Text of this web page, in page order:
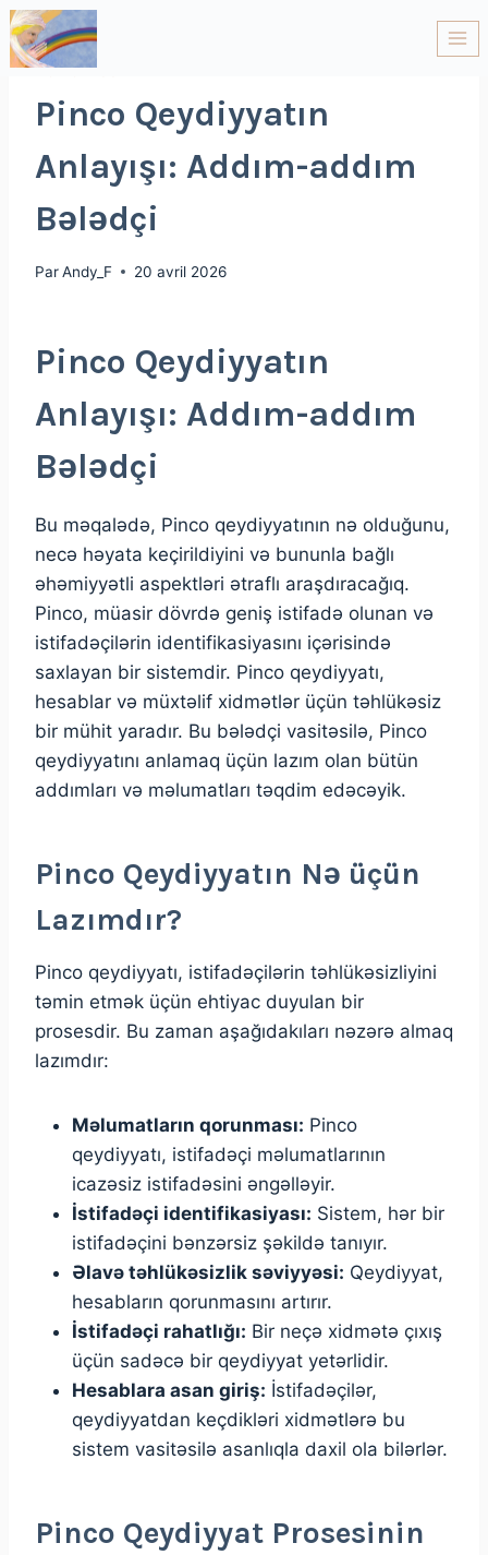
NON CLASSÉ
Pinco Qeydiyyatın
Anlayışı: Addım-addım
Bələdçi
ParAndy_F 20 avril 2026
Pinco Qeydiyyatın
Anlayışı: Addım-addım
Bələdçi
Bu məqalədə, Pinco qeydiyyatının nə olduğunu,
necə həyata keçirildiyini və bununla bağlı
əhəmiyyətli aspektləri ətraflı araşdıracağıq.
Pinco, müasir dövrdə geniş istifadə olunan və
istifadəçilərin identifikasiyasını içərisində
saxlayan bir sistemdir. Pinco qeydiyyatı,
hesablar və müxtəlif xidmətlər üçün təhlükəsiz
bir mühit yaradır. Bu bələdçi vasitəsilə, Pinco
qeydiyyatını anlamaq üçün lazım olan bütün
addımları və məlumatları təqdim edəcəyik.
Pinco Qeydiyyatın Nə üçün
Lazımdır?
Pinco qeydiyyatı, istifadəçilərin təhlükəsizliyini
təmin etmək üçün ehtiyac duyulan bir
prosesdir. Bu zaman aşağıdakıları nəzərə almaq
lazımdır:
Məlumatların qorunması: Pinco
qeydiyyatı, istifadəçi məlumatlarının
icazəsiz istifadəsini əngəlləyir.
İstifadəçi identifikasiyası: Sistem, hər bir
istifadəçini bənzərsiz şəkildə tanıyır.
Əlavə təhlükəsizlik səviyyəsi: Qeydiyyat,
hesabların qorunmasını artırır.
İstifadəçi rahatlığı: Bir neçə xidmətə çıxış
üçün sadəcə bir qeydiyyat yetərlidir.
Hesablara asan giriş: İstifadəçilər,
qeydiyyatdan keçdikləri xidmətlərə bu
sistem vasitəsilə asanlıqla daxil ola bilərlər.
Pinco Qeydiyyat Prosesinin